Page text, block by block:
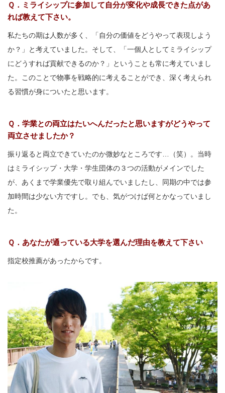
Ｑ．ミライシップに参加して自分が変化や成長できた点があ
れば教えて下さい。
私たちの期は人数が多く、「自分の価値をどうやって表現しよう
か？」と考えていました。そして、「一個人としてミライシップ
にどうすれば貢献できるのか？」ということも常に考えていまし
た。このことで物事を戦略的に考えることができ、深く考えられ
る習慣が身についたと思います。
Ｑ．学業との両立はたいへんだったと思いますがどうやって
両立させましたか？
振り返ると両立できていたのか微妙なところです…（笑）。当時
はミライシップ・大学・学生団体の３つの活動がメインでした
が、あくまで学業優先で取り組んでいましたし、同期の中では参
加時間は少ない方ですし。でも、気がつけば何とかなっていまし
た。
Ｑ．あなたが通っている大学を選んだ理由を教えて下さい
指定校推薦があったからです。